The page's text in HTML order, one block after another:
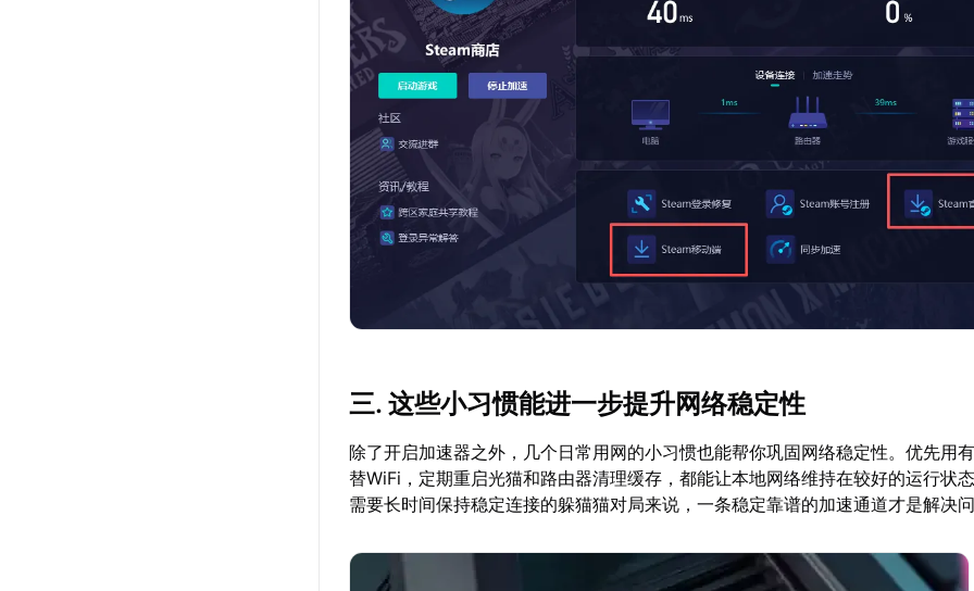
三. 这些小习惯能进一步提升网络稳定性
除了开启加速器之外，几个日常用网的小习惯也能帮你巩固网络稳定性。优先用
替WiFi，定期重启光猫和路由器清理缓存，都能让本地网络维持在较好的运行状
需要长时间保持稳定连接的躲猫猫对局来说，一条稳定靠谱的加速通道才是解决